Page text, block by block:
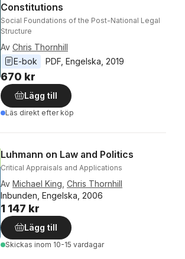
Constitutions
Social Foundations of the Post-National Legal
Structure
Av Chris Thornhill
E-bok
PDF Engelska 2019
670 kr
Lägg till
Läs direkt efter köp
Luhmann on Law and Politics
Critical Appraisals and Applications
Av Michael King Chris Thornhill
Inbunden, Engelska, 2006
1 147 kr
Lägg till
Skickas inom 10-15 vardagar